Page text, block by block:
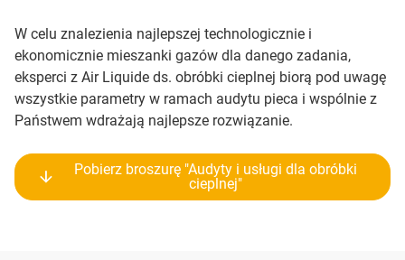
W celu znalezienia najlepszej technologicznie i
ekonomicznie mieszanki gazów dla danego zadania,
eksperci z Air Liquide ds. obróbki cieplnej biorą pod uwagę
wszystkie parametry w ramach audytu pieca i wspólnie z
Państwem wdrażają najlepsze rozwiązanie.
Pobierz broszurę "Audyty i usługi dla obróbki
cieplnej"